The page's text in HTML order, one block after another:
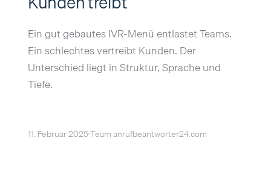
Ein gut gebautes IVR-Menü entlastet Teams.
Ein schlechtes vertreibt Kunden. Der
Unterschied liegt in Struktur, Sprache und
Tiefe.
11. Februar 2025Team anrufbeantworter24.com